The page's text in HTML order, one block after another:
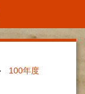
100年度